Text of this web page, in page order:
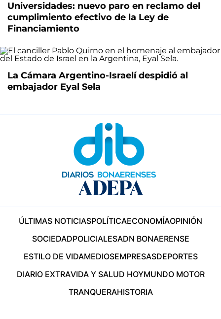
Universidades: nuevo paro en reclamo del
cumplimiento efectivo de la Ley de
Financiamiento
La Cámara Argentino-Israelí despidió al
embajador Eyal Sela
ÚLTIMAS NOTICIASPOLÍTICAECONOMÍAOPINIÓN
SOCIEDADPOLICIALESADN BONAERENSE
ESTILO DE VIDAMEDIOSEMPRESASDEPORTES
DIARIO EXTRAVIDA Y SALUD HOYMUNDO MOTOR
TRANQUERAHISTORIA